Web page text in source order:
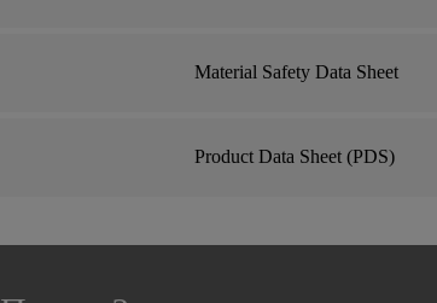
Material Safety Data Sheet
Product Data Sheet (PDS)